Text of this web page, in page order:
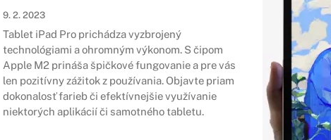
9. 2. 2023
Tablet iPad Pro prichádza vyzbrojený
technológiami a ohromným výkonom. S čipom
Apple M2 prináša špičkové fungovanie a pre vás
len pozitívny zážitok z používania. Objavte priam
dokonalosť farieb či efektívnejšie využívanie
niektorých aplikácií či samotného tabletu.